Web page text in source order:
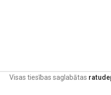
Visas tiesības saglabātas